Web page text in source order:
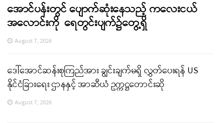
အောင်ပန်းတွင် ပျောက်ဆုံးနေသည့် ကလေးငယ်
အလောင်းကို ရေတွင်းပျက်၌တွေ့ရှိ
August 7, 2026
ဒေါ်အောင်ဆန်းစုကြည်အား ချွင်းချက်မရှိ လွှတ်ပေးရန် US
နိုင်ငံခြားရေး ဌာနနှင့် အာဆီယံ ဥက္ကဋ္ဌတောင်းဆို
August 7, 2026